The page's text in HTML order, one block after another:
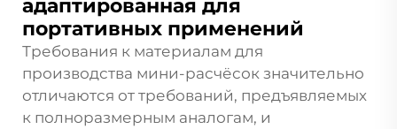
адаптированная для
портативных применений
Требования к материалам для
производства мини-расчёсок значительно
отличаются от требований, предъявляемых
к полноразмерным аналогам, и